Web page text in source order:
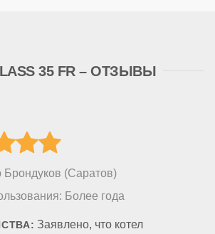
35 FR – ОТЗЫВЫ
Брондуков (Саратов)
Более года
Заявлено, что котел